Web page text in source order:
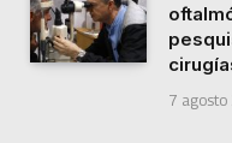
7 agosto